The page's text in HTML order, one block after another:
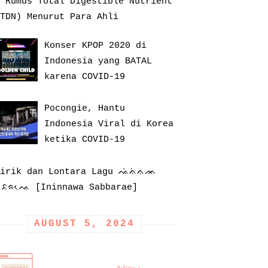
Menurut Para Ahli
Konser KPOP 2020 di
Indonesia yang BATAL
karena COVID-19
Pocongie, Hantu
Indonesia Viral di Korea
ketika COVID-19
dan Lontara Lagu ᨕᨗᨊᨗᨊᨏ
[Ininnawa Sabbarae]
AUGUST 5, 2024